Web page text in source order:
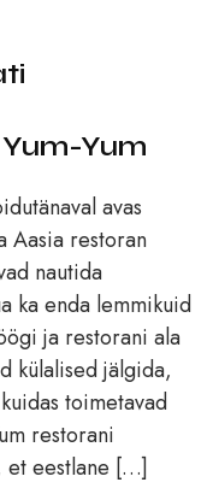
Yum
avas
Aasia restoran
nautida
ka enda lemmikuid
ja restorani ala
külalised jälgida,
toimetavad
restorani
et eestlane […]